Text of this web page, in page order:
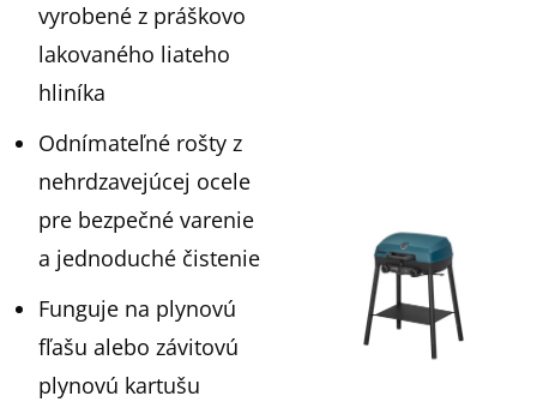
vyrobené z práškovo
lakovaného liateho
hliníka
Odnímateľné rošty z
nehrdzavejúcej ocele
pre bezpečné varenie
a jednoduché čistenie
Funguje na plynovú
fľašu alebo závitovú
plynovú kartušu